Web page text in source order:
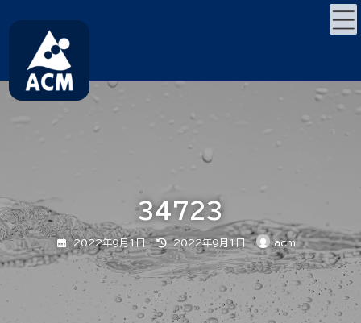
キ
ゲ
に
移
34723
2022年9月1日
最
終
更
新
日
時
2022年9月1日 acm